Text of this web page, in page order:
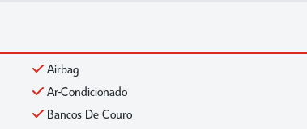
Airbag
Ar-Condicionado
Bancos De Couro